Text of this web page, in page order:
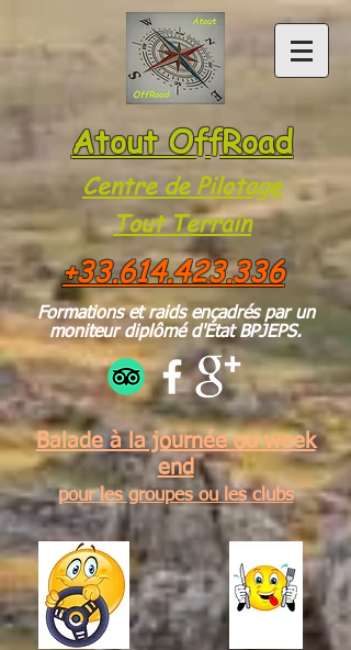
Atout OffRoad
Centre de Pilotage
Tout Terrain
+33.614.423.336
Formations et raids encadrés par un
moniteur diplômé d'État BPJEPS.
Balade à la journée ou week
end
pour les groupes ou les clubs